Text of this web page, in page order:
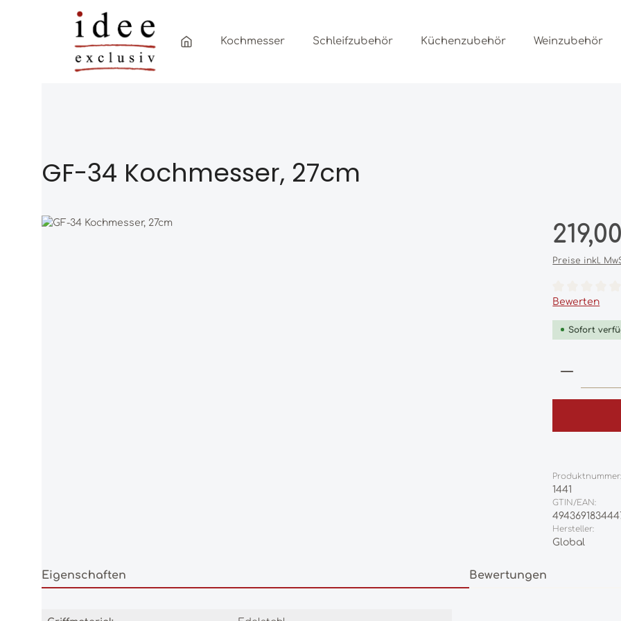
Zum Hauptinhalt springen
Zur Hauptnavigation springen
Kochmesser Schleifzubehör Küchenzubehör Weinzubehör
GF-34 Kochmesser, 27cm
Bildergalerie überspringen Regulärer
Preise inkl.
Bewerten
Sofort
Produktnummer:
1441
GTIN/EAN:
Hersteller:
Global
Eigenschaften Bewertungen